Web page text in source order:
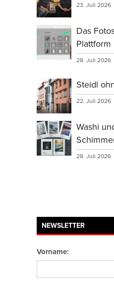
23. Juli 2026
Das
Plattform
28. Juli 2026
Steidl
22. Juli 2026
Washi
28. Juli 2026
NEWSLETTER
Vorname: